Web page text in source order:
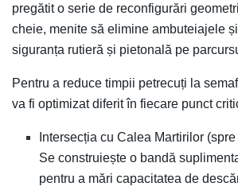
pregătit o serie de reconfigurări
cheie, menite să elimine ambuteiajele
siguranța rutieră și pietonală pe
Pentru a reduce timpii petrecuți la
va fi optimizat diferit în fiecare punct
Intersecția cu Calea Martirilor
Se construiește o bandă
pentru a mări capacitatea de